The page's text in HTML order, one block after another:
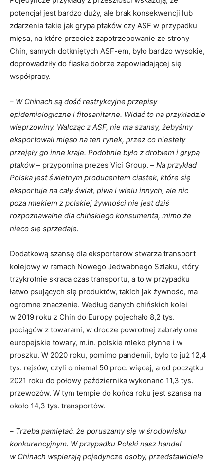
potencjał jest bardzo duży, ale brak konsekwencji lub
zdarzenia takie jak grypa ptaków czy ASF w przypadku
mięsa, na które przecież zapotrzebowanie ze strony
Chin, samych dotkniętych ASF-em, było bardzo wysokie,
doprowadziły do fiaska dobrze zapowiadającej się
współpracy.
– W Chinach są dość restrykcyjne przepisy
epidemiologiczne i fitosanitarne. Widać to na przykładzie
wieprzowiny. Walcząc z ASF, nie ma szansy, żebyśmy
eksportowali mięso na ten rynek, przez co niestety
przejęły go inne kraje. Podobnie było z drobiem i grypą
ptaków – przypomina prezes Vici Group. – Na przykład
Polska jest świetnym producentem ciastek, które się
eksportuje na cały świat, piwa i wielu innych, ale nic
poza mlekiem z polskiej żywności nie jest dziś
rozpoznawalne dla chińskiego konsumenta, mimo że
nieco się sprzedaje.
Dodatkową szansę dla eksporterów stwarza transport
kolejowy w ramach Nowego Jedwabnego Szlaku, który
trzykrotnie skraca czas transportu, a to w przypadku
łatwo psujących się produktów, takich jak żywność, ma
ogromne znaczenie. Według danych chińskich kolei
w 2019 roku z Chin do Europy pojechało 8,2 tys.
pociągów z towarami; w drodze powrotnej zabrały one
europejskie towary, m.in. polskie mleko płynne i w
proszku. W 2020 roku, pomimo pandemii, było to już 12,4
tys. rejsów, czyli o niemal 50 proc. więcej, a od początku
2021 roku do połowy października wykonano 11,3 tys.
przewozów. W tym tempie do końca roku jest szansa na
około 14,3 tys. transportów.
– Trzeba pamiętać, że poruszamy się w środowisku
konkurencyjnym. W przypadku Polski nasz handel
w Chinach wspierają pojedyncze osoby, przedstawiciele